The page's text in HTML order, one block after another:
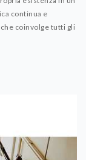
continua e
coinvolge tutti gli